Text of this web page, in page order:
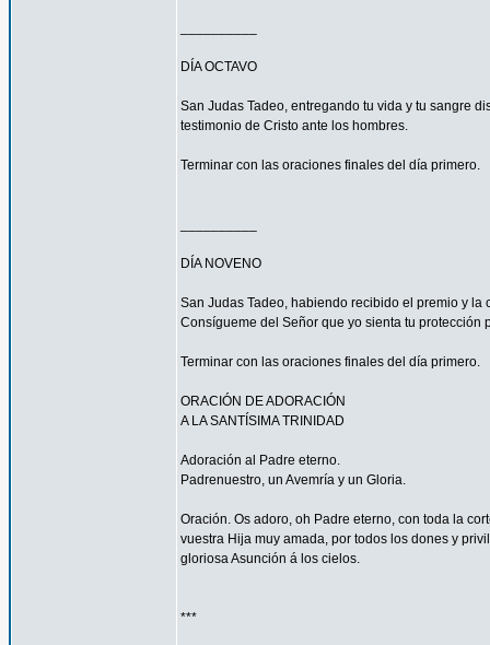
DÍA OCTAVO
San Judas Tadeo, entregando tu vida y tu sangre
testimonio de Cristo ante los hombres.
Terminar con las oraciones finales del día primero.
DÍA NOVENO
San Judas Tadeo, habiendo recibido el premio y
Consígueme del Señor que yo sienta tu
Terminar con las oraciones finales del día primero.
ORACIÓN DE ADORACIÓN
A LA SANTÍSIMA TRINIDAD
Adoración al Padre eterno.
Padrenuestro, un Avemría y un Gloria.
Oración. Os adoro, oh Padre eterno, con toda la
vuestra Hija muy amada, por todos los dones y
gloriosa Asunción á los cielos.
***